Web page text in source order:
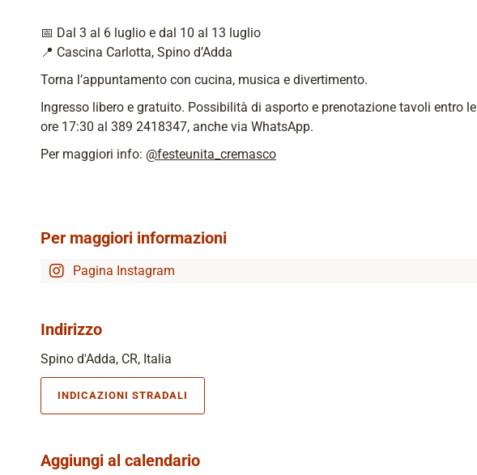
📅 Dal 3 al 6 luglio e dal 10 al 13 luglio
📍 Cascina Carlotta, Spino d’Adda
Torna l’appuntamento con cucina, musica e divertimento.
Ingresso libero e gratuito. Possibilità di asporto e prenotazione tavoli entro le
ore 17:30 al 389 2418347, anche via WhatsApp.
Per maggiori info: @festeunita_cremasco
Per maggiori informazioni
Pagina Instagram
Indirizzo
Spino d'Adda, CR, Italia
INDICAZIONI STRADALI
Aggiungi al calendario